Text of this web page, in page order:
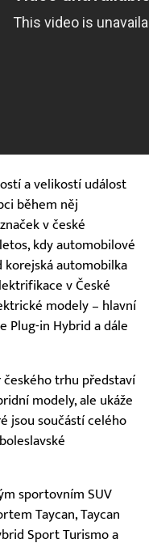
a velikostí událost
během něj
v české
kdy automobilové
korejská automobilka
v České
modely – hlavní
Plug-in Hybrid a dále
českého trhu představí
modely, ale ukáže
jsou součástí celého
sportovním SUV
Taycan, Taycan
Sport Turismo a